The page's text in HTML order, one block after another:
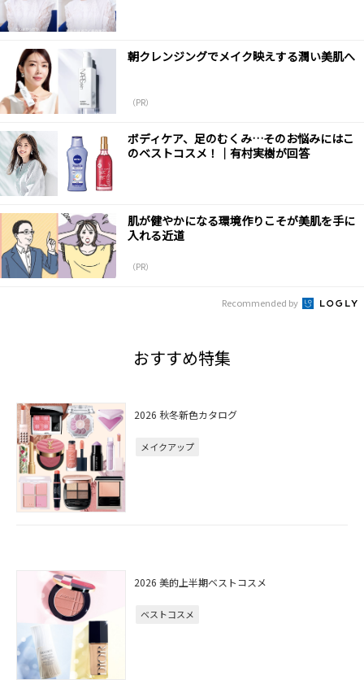
朝クレンジングでメイク映えする潤い美肌へ
（PR）
ボディケア、足のむくみ…そのお悩みにはこ
のベストコスメ！｜有村実樹が回答
肌が健やかになる環境作りこそが美肌を手に
入れる近道
（PR）
Recommended by
おすすめ特集
2026 秋冬新色カタログ
メイクアップ
2026 美的上半期ベストコスメ
ベストコスメ